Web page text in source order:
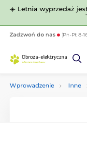
☀️ Letnia wyprzedaż
Zadzwoń do nas (Pn-Pt 8-
Wprowadzenie Inne